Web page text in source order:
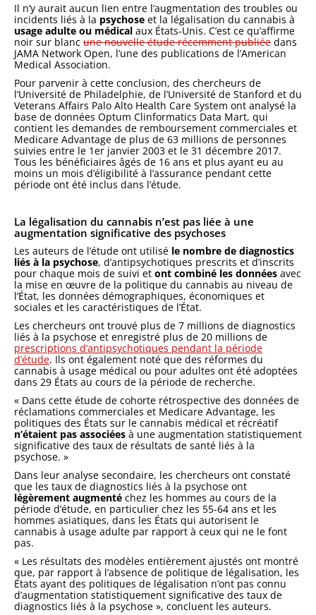
Il n’y aurait aucun lien entre l’augmentation des troubles ou
incidents liés à la psychose et la légalisation du cannabis à
usage adulte ou médical aux États-Unis. C’est ce qu’affirme
noir sur blanc une nouvelle étude récemment publiée dans
JAMA Network Open, l’une des publications de l’American
Medical Association.
Pour parvenir à cette conclusion, des chercheurs de
l’Université de Philadelphie, de l’Université de Stanford et du
Veterans Affairs Palo Alto Health Care System ont analysé la
base de données Optum Clinformatics Data Mart, qui
contient les demandes de remboursement commerciales et
Medicare Advantage de plus de 63 millions de personnes
suivies entre le 1er janvier 2003 et le 31 décembre 2017.
Tous les bénéficiaires âgés de 16 ans et plus ayant eu au
moins un mois d’éligibilité à l’assurance pendant cette
période ont été inclus dans l’étude.
La légalisation du cannabis n’est pas liée à une
augmentation significative des psychoses
Les auteurs de l’étude ont utilisé le nombre de diagnostics
liés à la psychose, d’antipsychotiques prescrits et d’inscrits
pour chaque mois de suivi et ont combiné les données avec
la mise en œuvre de la politique du cannabis au niveau de
l’État, les données démographiques, économiques et
sociales et les caractéristiques de l’État.
Les chercheurs ont trouvé plus de 7 millions de diagnostics
liés à la psychose et enregistré plus de 20 millions de
prescriptions d’antipsychotiques pendant la période
d’étude. Ils ont également noté que des réformes du
cannabis à usage médical ou pour adultes ont été adoptées
dans 29 États au cours de la période de recherche.
« Dans cette étude de cohorte rétrospective des données de
réclamations commerciales et Medicare Advantage, les
politiques des États sur le cannabis médical et récréatif
n’étaient pas associées à une augmentation statistiquement
significative des taux de résultats de santé liés à la
psychose. »
Dans leur analyse secondaire, les chercheurs ont constaté
que les taux de diagnostics liés à la psychose ont
légèrement augmenté chez les hommes au cours de la
période d’étude, en particulier chez les 55-64 ans et les
hommes asiatiques, dans les États qui autorisent le
cannabis à usage adulte par rapport à ceux qui ne le font
pas.
« Les résultats des modèles entièrement ajustés ont montré
que, par rapport à l’absence de politique de légalisation, les
États ayant des politiques de légalisation n’ont pas connu
d’augmentation statistiquement significative des taux de
diagnostics liés à la psychose », concluent les auteurs.